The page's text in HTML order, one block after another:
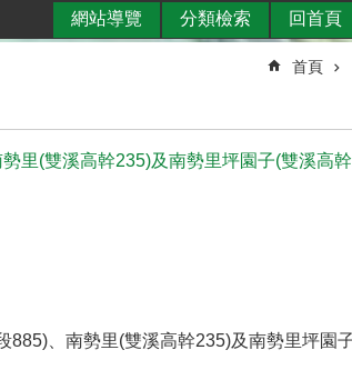
網站導覽 分類檢索 回首頁
首頁
里(雙溪高幹235)及南勢里坪園子(雙溪高
、南勢里(雙溪高幹235)及南勢里坪園